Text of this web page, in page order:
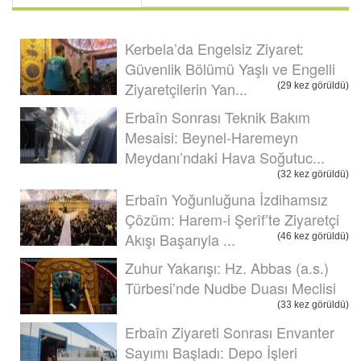
Kerbela’da Engelsiz Ziyaret:
Güvenlik Bölümü Yaşlı ve Engelli
Ziyaretçilerin Yan...
(29 kez görüldü)
Erbaîn Sonrası Teknik Bakım
Mesaisi: Beynel-Haremeyn
Meydanı’ndaki Hava Soğutuc...
(32 kez görüldü)
Erbaîn Yoğunluğuna İzdihamsız
Çözüm: Harem-i Şerîf’te Ziyaretçi
Akışı Başarıyla ...
(46 kez görüldü)
Zuhur Yakarışı: Hz. Abbas (a.s.)
Türbesi’nde Nudbe Duası Meclisi
(33 kez görüldü)
Erbaîn Ziyareti Sonrası Envanter
Sayımı Başladı: Depo İşleri